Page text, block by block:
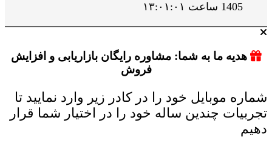
1405 ساعت ۱۳:۰۱:۰۱
هدیه ما به شما: مشاوره رایگان بازاریابی و افزایش
فروش
شماره موبایل خود را در کادر زیر وارد نمایید تا
تجربیات چندین ساله خود را در اختیار شما قرار
دهیم